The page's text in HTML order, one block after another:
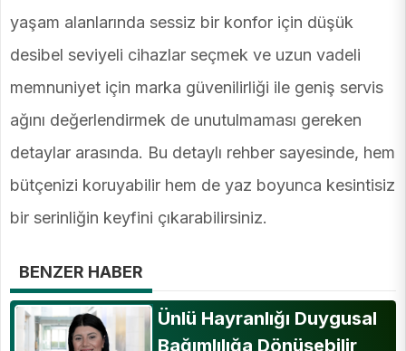
yaşam alanlarında sessiz bir konfor için düşük
desibel seviyeli cihazlar seçmek ve uzun vadeli
memnuniyet için marka güvenilirliği ile geniş servis
ağını değerlendirmek de unutulmaması gereken
detaylar arasında. Bu detaylı rehber sayesinde, hem
bütçenizi koruyabilir hem de yaz boyunca kesintisiz
bir serinliğin keyfini çıkarabilirsiniz.
BENZER HABER
Ünlü Hayranlığı Duygusal
Bağımlılığa Dönüşebilir